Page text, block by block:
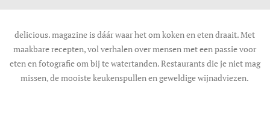
delicious. magazine is dáár waar het om koken en eten draait. Met
maakbare recepten, vol verhalen over mensen met een passie voor
eten en fotografie om bij te watertanden. Restaurants die je niet mag
missen, de mooiste keukenspullen en geweldige wijnadviezen.